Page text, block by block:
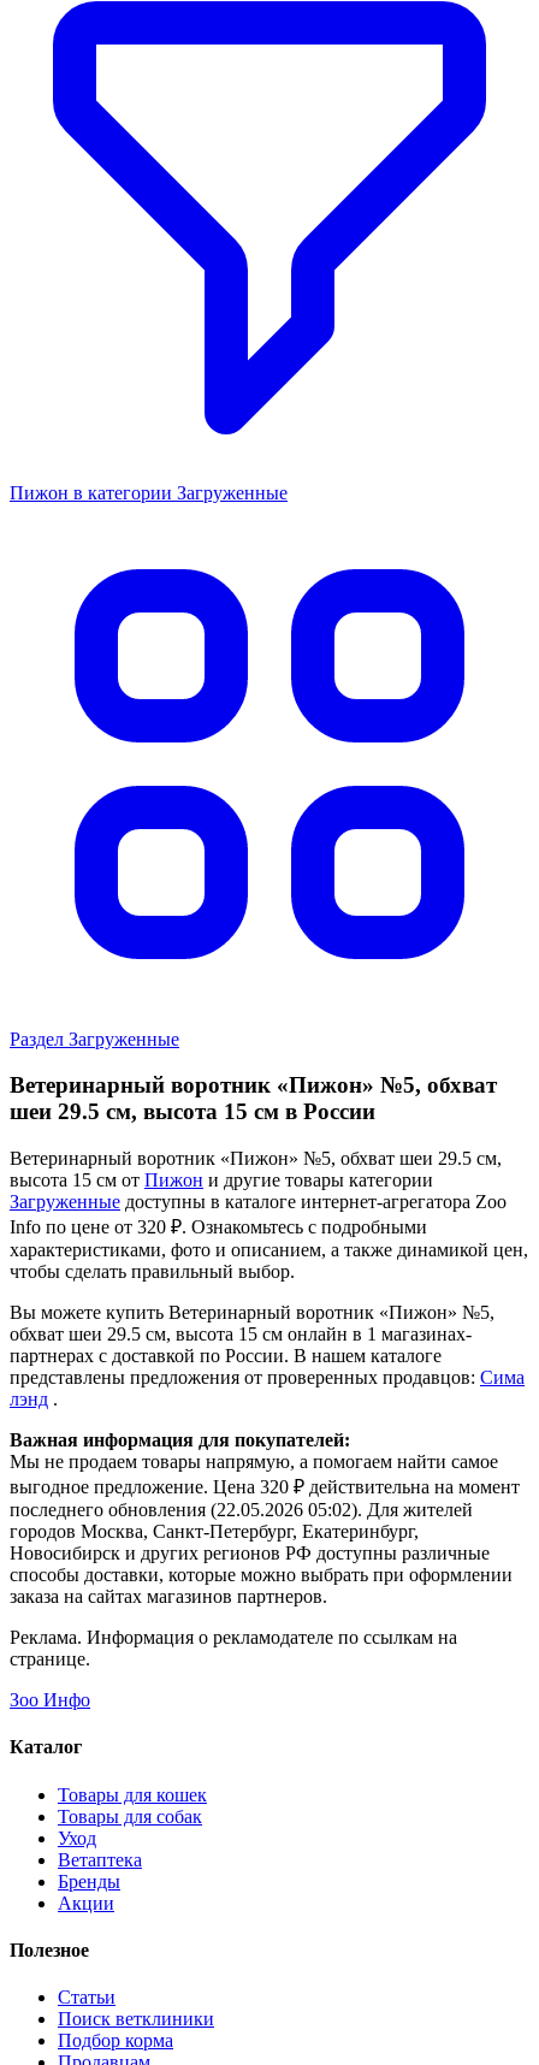
Пижон в категории Загруженные
Раздел Загруженные
Ветеринарный воротник «Пижон» №5, обхват
шеи 29.5 см, высота 15 см в России
Ветеринарный воротник «Пижон» №5, обхват шеи 29.5 см,
высота 15 см от Пижон и другие товары категории
Загруженные доступны в каталоге интернет-агрегатора Zoo
Info по цене от 320 ₽. Ознакомьтесь с подробными
характеристиками, фото и описанием, а также динамикой цен,
чтобы сделать правильный выбор.
Вы можете купить Ветеринарный воротник «Пижон» №5,
обхват шеи 29.5 см, высота 15 см онлайн в 1 магазинах-
партнерах с доставкой по России. В нашем каталоге
представлены предложения от проверенных продавцов: Сима
лэнд .
Важная информация для покупателей:
Мы не продаем товары напрямую, а помогаем найти самое
выгодное предложение. Цена 320 ₽ действительна на момент
последнего обновления (22.05.2026 05:02). Для жителей
городов Москва, Санкт-Петербург, Екатеринбург,
Новосибирск и других регионов РФ доступны различные
способы доставки, которые можно выбрать при оформлении
заказа на сайтах магазинов партнеров.
Реклама. Информация о рекламодателе по ссылкам на
странице.
Зоо Инфо
Каталог
Товары для кошек
Товары для собак
Уход
Ветаптека
Бренды
Акции
Полезное
Статьи
Поиск ветклиники
Подбор корма